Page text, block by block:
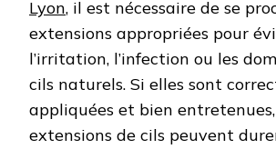
Lyon, il est nécessaire de se
extensions appropriées pour
l’irritation, l’infection ou les
cils naturels. Si elles sont
appliquées et bien
extensions de cils peuvent